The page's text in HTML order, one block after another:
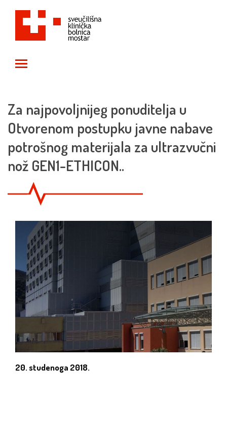
Za najpovoljnijeg ponuditelja u
Otvorenom postupku javne nabave
potrošnog materijala za ultrazvučni
nož GEN1-ETHICON..
20. studenoga 2018.